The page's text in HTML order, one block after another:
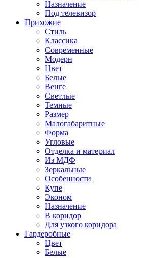
Назначение
Под телевизор
Прихожие
Стиль
Классика
Современные
Модерн
Цвет
Белые
Венге
Светлые
Темные
Размер
Малогабаритные
Форма
Угловые
Отделка и материал
Из МДФ
Зеркальные
Особенности
Купе
Эконом
Назначение
В коридор
Для узкого коридора
Гардеробные
Цвет
Белые